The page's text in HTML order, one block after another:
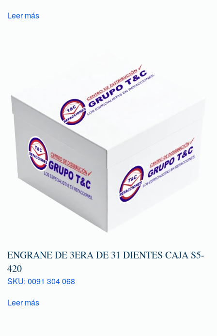
Leer más
ENGRANE DE 3ERA DE 31 DIENTES CAJA S5-
420
SKU: 0091 304 068
Leer más